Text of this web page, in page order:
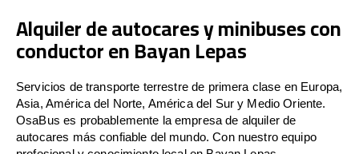
Alquiler de autocares y minibuses con
conductor en Bayan Lepas
Servicios de transporte terrestre de primera clase en Europa,
Asia, América del Norte, América del Sur y Medio Oriente.
OsaBus es probablemente la empresa de alquiler de
autocares más confiable del mundo. Con nuestro equipo